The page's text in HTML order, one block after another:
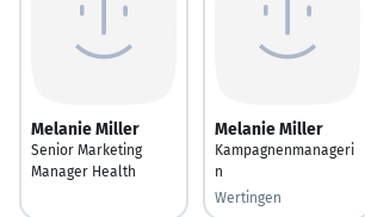
Melanie Miller
Senior Marketing
Manager Health
Melanie Miller
Kampagnenmanageri
n
Wertingen